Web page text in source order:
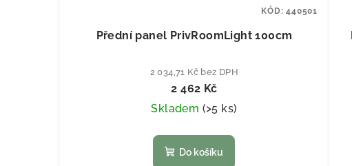
Přední panel PrivRoomLight 100cm
2 034,71 Kč bez DPH
2 462 Kč
Skladem (>5 ks)
Do košíku
KÓD:440501